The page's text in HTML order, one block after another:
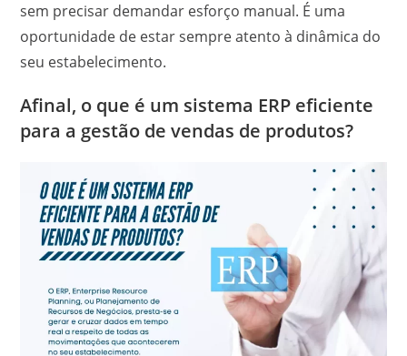
sem precisar demandar esforço manual. É uma
oportunidade de estar sempre atento à dinâmica do
seu estabelecimento.
Afinal, o que é um sistema ERP eficiente
para a gestão de vendas de produtos?